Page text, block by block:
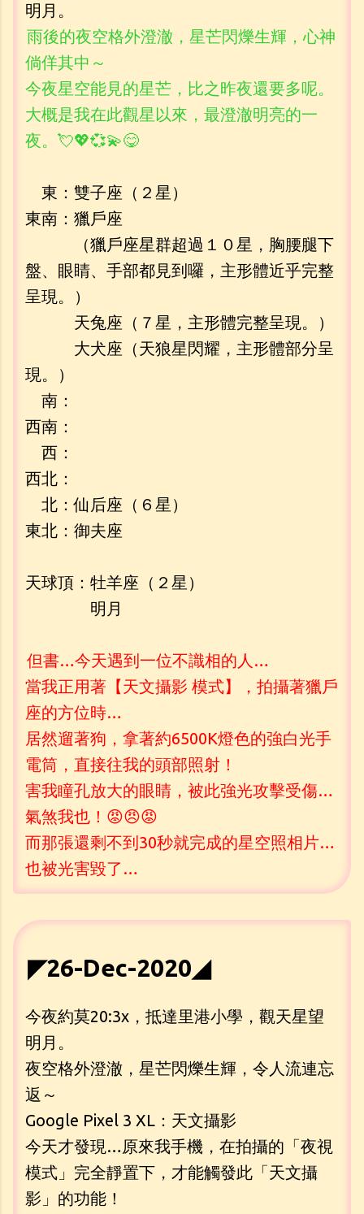
明月。
雨後的夜空格外澄澈，星芒閃爍生輝，心神
倘佯其中～
今夜星空能見的星芒，比之昨夜還要多呢。
大概是我在此觀星以來，最澄澈明亮的一
夜。💘💖💞💫😋
東：雙子座（２星）
東南：獵戶座
（獵戶座星群超過１０星，胸腰腿下
盤、眼睛、手部都見到囉，主形體近乎完整
呈現。）
天兔座（７星，主形體完整呈現。）
大犬座（天狼星閃耀，主形體部分呈
現。）
南：
西南：
西：
西北：
北：仙后座（６星）
東北：御夫座
天球頂：牡羊座（２星）
明月
但書…今天遇到一位不識相的人…
當我正用著【天文攝影 模式】，拍攝著獵戶
座的方位時…
居然遛著狗，拿著約6500K燈色的強白光手
電筒，直接往我的頭部照射！
害我瞳孔放大的眼睛，被此強光攻擊受傷…
氣煞我也！😡😠😡
而那張還剩不到30秒就完成的星空照相片…
也被光害毀了…
◤26-Dec-2020◢
今夜約莫20:3x，抵達里港小學，觀天星望
明月。
夜空格外澄澈，星芒閃爍生輝，令人流連忘
返～
Google Pixel 3 XL：天文攝影
今天才發現…原來我手機，在拍攝的「夜視
模式」完全靜置下，才能觸發此「天文攝
影」的功能！